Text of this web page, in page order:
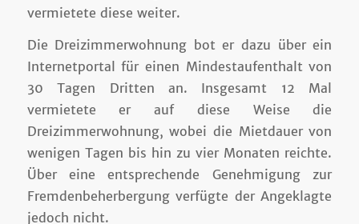
vermietete diese weiter.
Die Dreizimmerwohnung bot er dazu über ein
Internetportal für einen Mindestaufenthalt von
30 Tagen Dritten an. Insgesamt 12 Mal
vermietete er auf diese Weise die
Dreizimmerwohnung, wobei die Mietdauer von
wenigen Tagen bis hin zu vier Monaten reichte.
Über eine entsprechende Genehmigung zur
Fremdenbeherbergung verfügte der Angeklagte
jedoch nicht.